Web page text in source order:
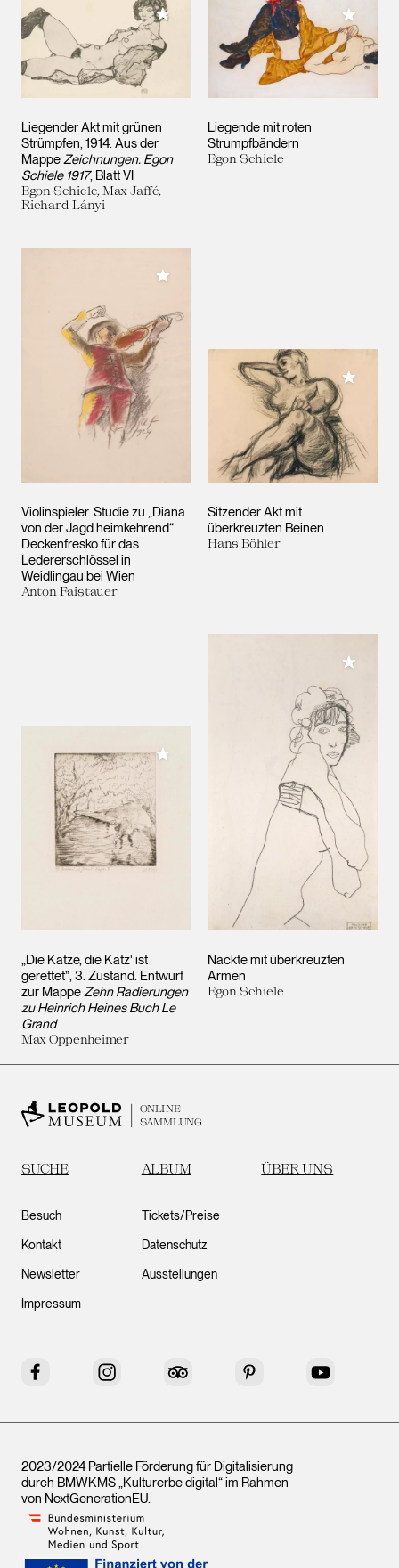
Liegender Akt mit grünen
Strümpfen, 1914. Aus der
MappeZeichnungen. Egon
Schiele 1917, Blatt VI
Egon Schiele, Max Jaffé,
Richard Lányi
Meiner Sammlung hinzufügen
Liegende mit roten
Strumpfbändern
Egon Schiele
Meiner
Violinspieler. Studie zu „Diana
von der Jagd heimkehrend“.
Deckenfresko für das
Ledererschlössel in
Weidlingau bei Wien
Anton Faistauer
Meiner Sammlung hinzufügen
Sitzender Akt mit
überkreuzten Beinen
Hans Böhler
Meiner
„Die Katze, die Katz' ist
gerettet”, 3. Zustand. Entwurf
zur MappeZehn Radierungen
zu Heinrich Heines Buch Le
Grand
Max Oppenheimer
Meiner Sammlung hinzufügen
Nackte mit überkreuzten
Armen
Egon Schiele
Meiner
ONLINE
SAMMLUNG
SUCHE ALBUM ÜBER UNS
Besuch
Kontakt
Newsletter
Impressum
Tickets/Preise
Datenschutz
Ausstellungen
Facebook Instagram Tripadvisor Pinterest YouTube
2023/2024 Partielle Förderung für Digitalisierung
durch BMWKMS „Kulturerbe digital“ im Rahmen
von NextGenerationEU.